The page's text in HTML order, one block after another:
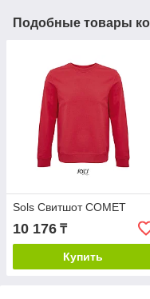
Подобные товары
Sols Свитшот COMET
10 176 ₸
Купить